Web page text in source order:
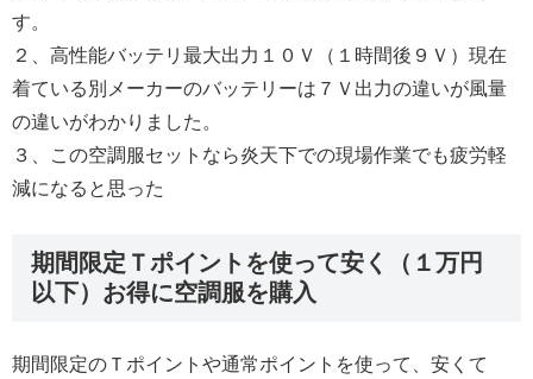
す。
２、高性能バッテリ最大出力１０Ｖ（１時間後９Ｖ）現在
着ている別メーカーのバッテリーは７Ｖ出力の違いが風量
の違いがわかりました。
３、この空調服セットなら炎天下での現場作業でも疲労軽
減になると思った
期間限定Ｔポイントを使って安く（１万円
以下）お得に空調服を購入
期間限定のＴポイントや通常ポイントを使って、安くて